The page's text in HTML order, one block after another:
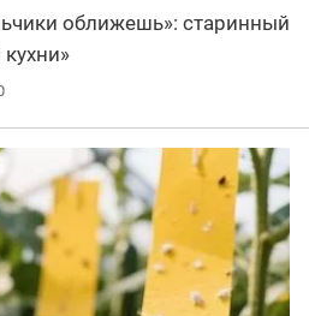
оближешь»: старинный